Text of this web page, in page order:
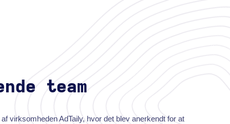
team
virksomheden AdTaily, hvor det blev anerkendt for at